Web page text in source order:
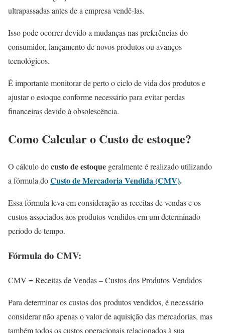
ultrapassadas antes de a empresa vendê-las.
Isso pode ocorrer devido a mudanças nas preferências do
consumidor, lançamento de novos produtos ou avanços
tecnológicos.
É importante monitorar de perto o ciclo de vida dos produtos e
ajustar o estoque conforme necessário para evitar perdas
financeiras devido à obsolescência.
Como Calcular o Custo de estoque?
O cálculo docusto de estoque geralmente é realizado utilizando
a fórmula doCusto de Mercadoria Vendida (CMV).
Essa fórmula leva em consideração as receitas de vendas e os
custos associados aos produtos vendidos em um determinado
período de tempo.
Fórmula do CMV:
CMV = Receitas de Vendas – Custos dos Produtos Vendidos
Para determinar os custos dos produtos vendidos, é necessário
considerar não apenas o valor de aquisição das mercadorias, mas
também todos os custos operacionais relacionados à sua